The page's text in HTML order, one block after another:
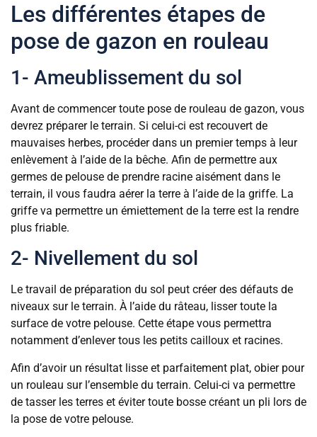
Les différentes étapes de
pose de gazon en rouleau
1- Ameublissement du sol
Avant de commencer toute pose de rouleau de gazon, vous
devrez préparer le terrain. Si celui-ci est recouvert de
mauvaises herbes, procéder dans un premier temps à leur
enlèvement à l’aide de la bêche. Afin de permettre aux
germes de pelouse de prendre racine aisément dans le
terrain, il vous faudra aérer la terre à l’aide de la griffe. La
griffe va permettre un émiettement de la terre est la rendre
plus friable.
2- Nivellement du sol
Le travail de préparation du sol peut créer des défauts de
niveaux sur le terrain. À l’aide du râteau, lisser toute la
surface de votre pelouse. Cette étape vous permettra
notamment d’enlever tous les petits cailloux et racines.
Afin d’avoir un résultat lisse et parfaitement plat, obier pour
un rouleau sur l’ensemble du terrain. Celui-ci va permettre
de tasser les terres et éviter toute bosse créant un pli lors de
la pose de votre pelouse.